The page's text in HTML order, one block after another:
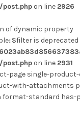
on line 2926
of dynamic property
is deprecated
on line 2931
page single-
with-attachments
standard has-